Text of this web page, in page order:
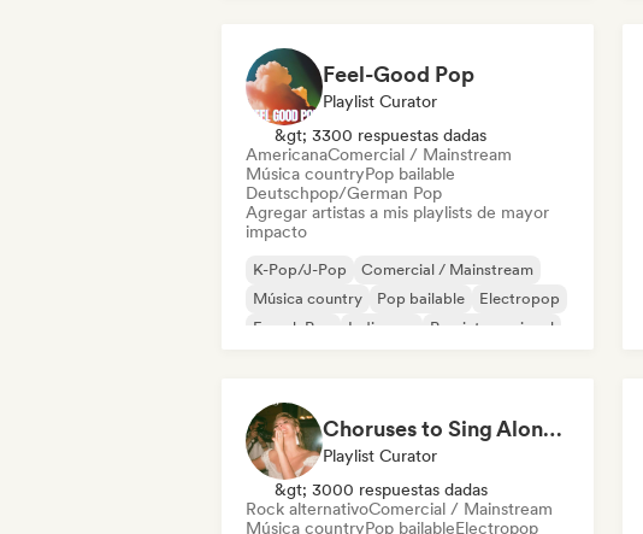
Feel-Good Pop
Playlist Curator
&gt; 3300 respuestas dadas
AmericanaComercial / Mainstream
Música countryPop bailable
Deutschpop/German Pop
Agregar artistas a mis playlists de mayor
impacto
K-Pop/J-Pop
Comercial / Mainstream
Música country
Pop bailable
Electropop
French Pop
Indie pop Pop internacional
Choruses to Sing Along To
Playlist Curator
&gt; 3000 respuestas dadas
Rock alternativoComercial / Mainstream
Música countryPop bailableElectropop